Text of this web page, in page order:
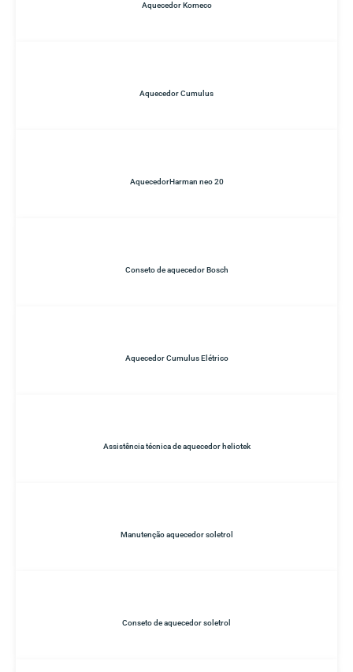
Aquecedor Komeco
Aquecedor Cumulus
AquecedorHarman neo 20
Conseto de aquecedor Bosch
Aquecedor Cumulus Elétrico
Assistência técnica de aquecedor heliotek
Manutenção aquecedor soletrol
Conseto de aquecedor soletrol